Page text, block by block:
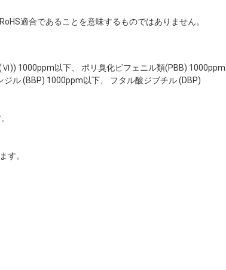
適合であることを意味するものではありません。
1000ppm以下、 ポリ臭化ビフェニル類(PBB) 1000ppm
ル (BBP) 1000ppm以下、 フタル酸ジブチル (DBP)
す。